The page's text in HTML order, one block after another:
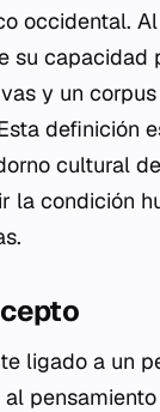
occidental.
su capacidad
y un
definición
cultural
la condición
ligado a un